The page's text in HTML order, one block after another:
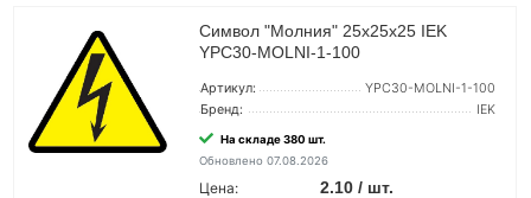
Символ "Молния" 25х25х25 IEK
YPC30-MOLNI-1-100
Артикул:
YPC30-MOLNI-1-100
Бренд:
IEK
На складе 380 шт.
Обновлено 07.08.2026
Цена: 2.10 / шт.